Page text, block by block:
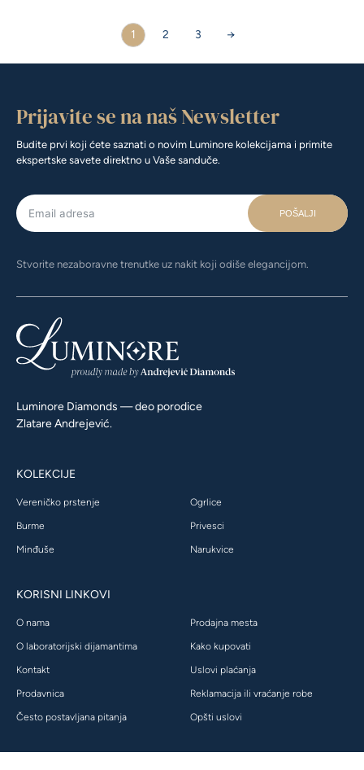
1 2 3 →
Prijavite se na naš Newsletter
Budite prvi koji ćete saznati o novim Luminore kolekcijama i primite
ekspertske savete direktno u Vaše sanduče.
POŠALJI
Stvorite nezaboravne trenutke uz nakit koji odiše elegancijom.
Luminore Diamonds — deo porodice
Zlatare Andrejević.
KOLEKCIJE
Vereničko prstenje
Burme
Minđuše
Ogrlice
Privesci
Narukvice
KORISNI LINKOVI
O nama
O laboratorijski dijamantima
Kontakt
Prodavnica
Često postavljana pitanja
Prodajna mesta
Kako kupovati
Uslovi plaćanja
Reklamacija ili vraćanje robe
Opšti uslovi